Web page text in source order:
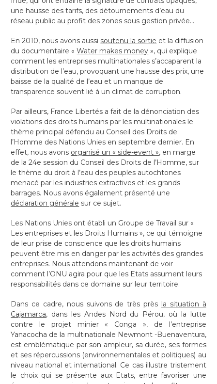
une hausse des tarifs, des détournements d’eau du
réseau public au profit des zones sous gestion privée…
En 2010, nous avons aussi soutenu la sortie et la diffusion
du documentaire «Water makes money », qui explique
comment les entreprises multinationales s’accaparent la
distribution de l’eau, provoquant une hausse des prix, une
baisse de la qualité de l’eau et un manque de
transparence souvent lié à un climat de corruption.
Par ailleurs, France Libertés a fait de la dénonciation des
violations des droits humains par les multinationales le
thème principal défendu au Conseil des Droits de
l’Homme des Nations Unies en septembre dernier. En
effet, nous avons organisé un « side-event », en marge
de la 24e session du Conseil des Droits de l’Homme, sur
le thème du droit à l’eau des peuples autochtones
menacé par les industries extractives et les grands
barrages. Nous avons également présenté une
déclaration générale sur ce sujet.
Les Nations Unies ont établi un Groupe de Travail sur «
Les entreprises et les Droits Humains », ce qui témoigne
de leur prise de conscience que les droits humains
peuvent être mis en danger par les activités des grandes
entreprises. Nous attendons maintenant de voir
comment l’ONU agira pour que les Etats assument leurs
responsabilités dans ce domaine sur leur territoire.
Dans ce cadre, nous suivons de très près la situation à
Cajamarca, dans les Andes Nord du Pérou, où la lutte
contre le projet minier « Conga », de l’entreprise
Yanacocha de la multinationale Newmont -Buenaventura,
est emblématique par son ampleur, sa durée, ses formes
et ses répercussions (environnementales et politiques) au
niveau national et international. Ce cas illustre tristement
le choix qui se présente aux Etats, entre favoriser une